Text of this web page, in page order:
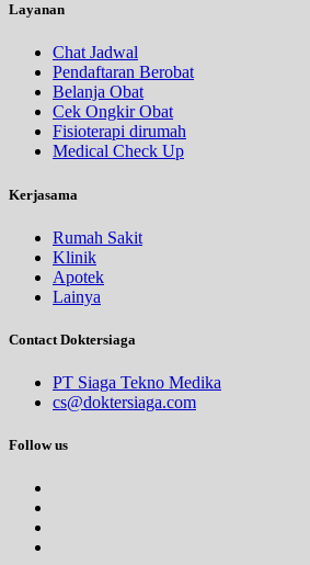
Layanan
Chat Jadwal
Pendaftaran Berobat
Belanja Obat
Cek Ongkir Obat
Fisioterapi dirumah
Medical Check Up
Kerjasama
Rumah Sakit
Klinik
Apotek
Lainya
Contact Doktersiaga
PT Siaga Tekno Medika
cs@doktersiaga.com
Follow us